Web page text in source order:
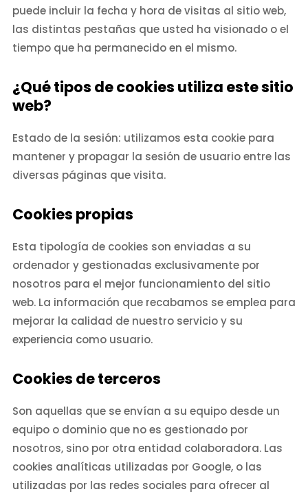
puede incluir la fecha y hora de visitas al sitio web,
las distintas pestañas que usted ha visionado o el
tiempo que ha permanecido en el mismo.
¿Qué tipos de cookies utiliza este sitio
web?
Estado de la sesión: utilizamos esta cookie para
mantener y propagar la sesión de usuario entre las
diversas páginas que visita.
Cookies propias
Esta tipología de cookies son enviadas a su
ordenador y gestionadas exclusivamente por
nosotros para el mejor funcionamiento del sitio
web. La información que recabamos se emplea para
mejorar la calidad de nuestro servicio y su
experiencia como usuario.
Cookies de terceros
Son aquellas que se envían a su equipo desde un
equipo o dominio que no es gestionado por
nosotros, sino por otra entidad colaboradora. Las
cookies analíticas utilizadas por Google, o las
utilizadas por las redes sociales para ofrecer al